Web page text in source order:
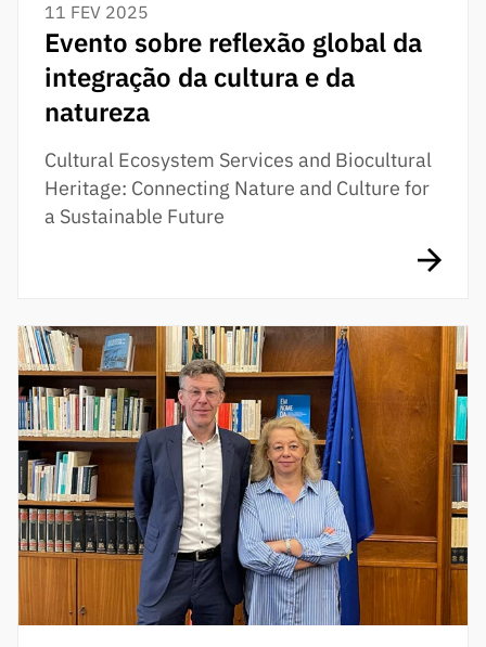
11 FEV 2025
Evento sobre reflexão global da
integração da cultura e da
natureza
Cultural Ecosystem Services and Biocultural
Heritage: Connecting Nature and Culture for
a Sustainable Future